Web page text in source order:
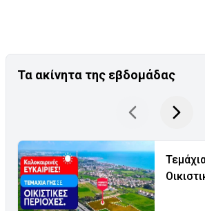
Τα ακίνητα της εβδομάδας